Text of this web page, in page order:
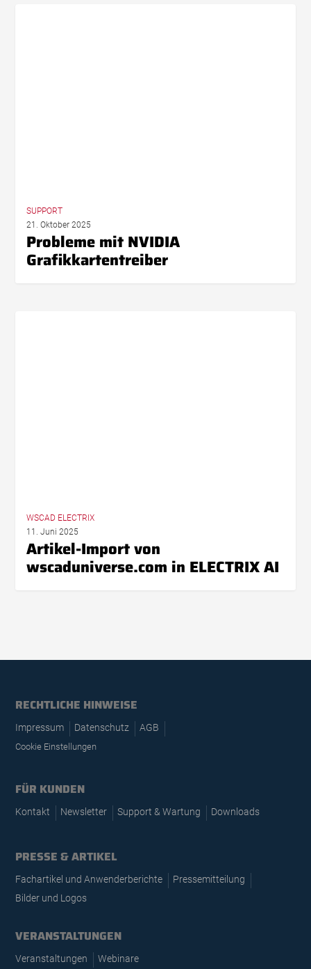
SUPPORT
21. Oktober 2025
Probleme mit NVIDIA
Grafikkartentreiber
WSCAD ELECTRIX
11. Juni 2025
Artikel-Import von
wscaduniverse.com in ELECTRIX AI
RECHTLICHE HINWEISE
Impressum Datenschutz AGB
Cookie Einstellungen
FÜR KUNDEN
Kontakt Newsletter Support & Wartung Downloads
PRESSE & ARTIKEL
Fachartikel und Anwenderberichte
Pressemitteilung
Bilder und Logos
VERANSTALTUNGEN
Veranstaltungen Webinare